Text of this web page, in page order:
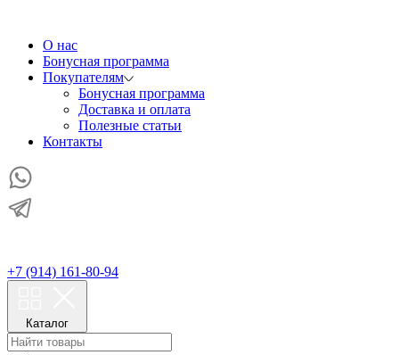
О нас
Бонусная программа
Покупателям
Бонусная программа
Доставка и оплата
Полезные статьи
Контакты
+7 (914) 161-80-94
Каталог